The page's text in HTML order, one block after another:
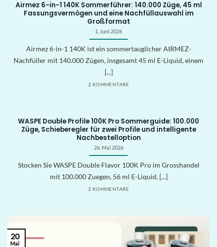
Airmez 6-in-1 140K Sommerführer: 140.000 Züge, 45 ml
Fassungsvermögen und eine Nachfüllauswahl im
Großformat
1. Juni 2026
Airmez 6-in-1 140K ist ein sommertauglicher AIRMEZ-
Nachfüller mit 140.000 Zügen, insgesamt 45 ml E-Liquid, einem
[...]
2 KOMMENTARE
WASPE Double Profile 100K Pro Sommerguide: 100.000
Züge, Schieberegler für zwei Profile und intelligente
Nachbestelloption
26. Mai 2026
Stocken Sie WASPE Double Flavor 100K Pro im Grosshandel
mit 100.000 Zuegen, 56 ml E-Liquid, [...]
2 KOMMENTARE
20
Mai